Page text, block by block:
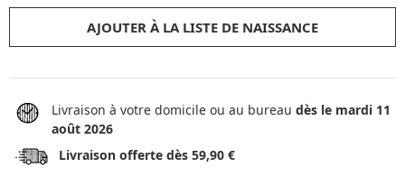
AJOUTER À LA LISTE DE NAISSANCE
Livraison à votre domicile ou au bureau dès le mardi 11
août 2026
Livraison offerte dès 59,90 €